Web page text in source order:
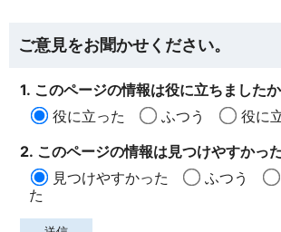
ご意見をお聞かせください。
1. このページの情報は役に立ちました
役に立った
ふつう
役に
2. このページの情報は見つけやすかっ
見つけやすかった
ふつう
た